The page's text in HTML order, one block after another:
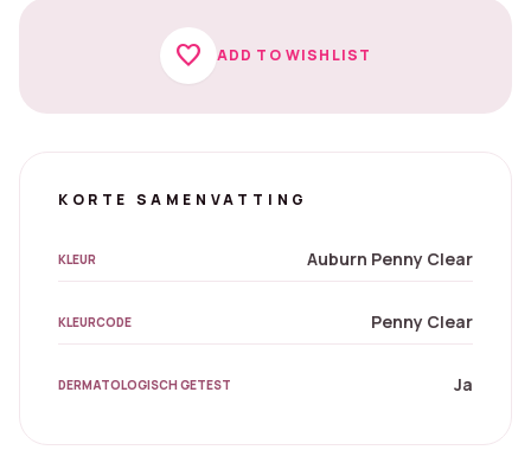
favorite ADD TO WISHLIST
KORTE SAMENVATTING
KLEUR Auburn Penny Clear
KLEURCODE Penny Clear
DERMATOLOGISCH GETEST Ja